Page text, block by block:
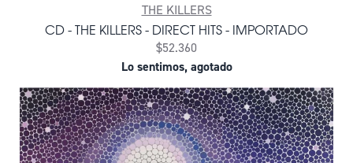
THE KILLERS
CD - THE KILLERS - DIRECT HITS - IMPORTADO
$52.360
Lo sentimos, agotado